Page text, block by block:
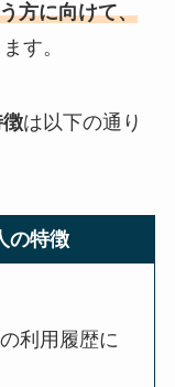
方に向けて、
す。
は以下の通り
の特徴
利用履歴に